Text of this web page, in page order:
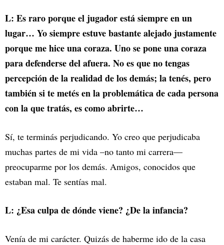
L: Es raro porque el jugador está siempre en un
lugar… Yo siempre estuve bastante alejado justamente
porque me hice una coraza. Uno se pone una coraza
para defenderse del afuera. No es que no tengas
percepción de la realidad de los demás; la tenés, pero
también si te metés en la problemática de cada persona
con la que tratás, es como abrirte…
Sí, te terminás perjudicando. Yo creo que perjudicaba
muchas partes de mi vida –no tanto mi carrera—
preocuparme por los demás. Amigos, conocidos que
estaban mal. Te sentías mal.
L: ¿Esa culpa de dónde viene? ¿De la infancia?
Venía de mi carácter. Quizás de haberme ido de la casa